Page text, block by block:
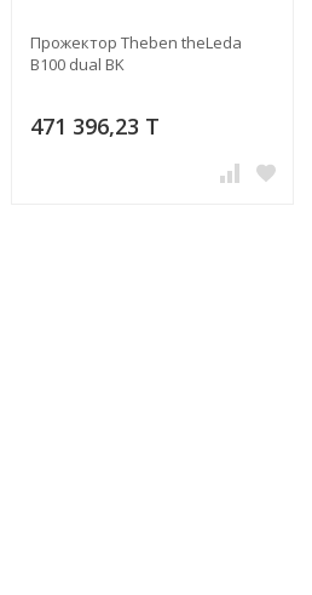
Прожектор Theben theLeda
B100 dual BK
471 396,23 T